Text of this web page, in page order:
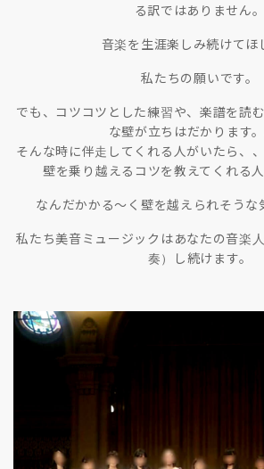
る訳ではありません。
音楽を生涯楽しみ続けてほ
私たちの願いです。
でも、コツコツとした練習や、楽譜を読
な壁が立ちはだかります。
そんな時に伴走してくれる人がいたら、
壁を乗り越えるコツを教えてくれる
なんだかかる〜く壁を越えられそうな
私たち美音ミュージックはあなたの音楽
奏）し続けます。